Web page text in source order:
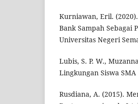
Kurniawan, Eril.
Bank Sampah Sebagai
Universitas Negeri
Lubis, S. P. W.,
Lingkungan Siswa
Rusdiana, A. (2015).